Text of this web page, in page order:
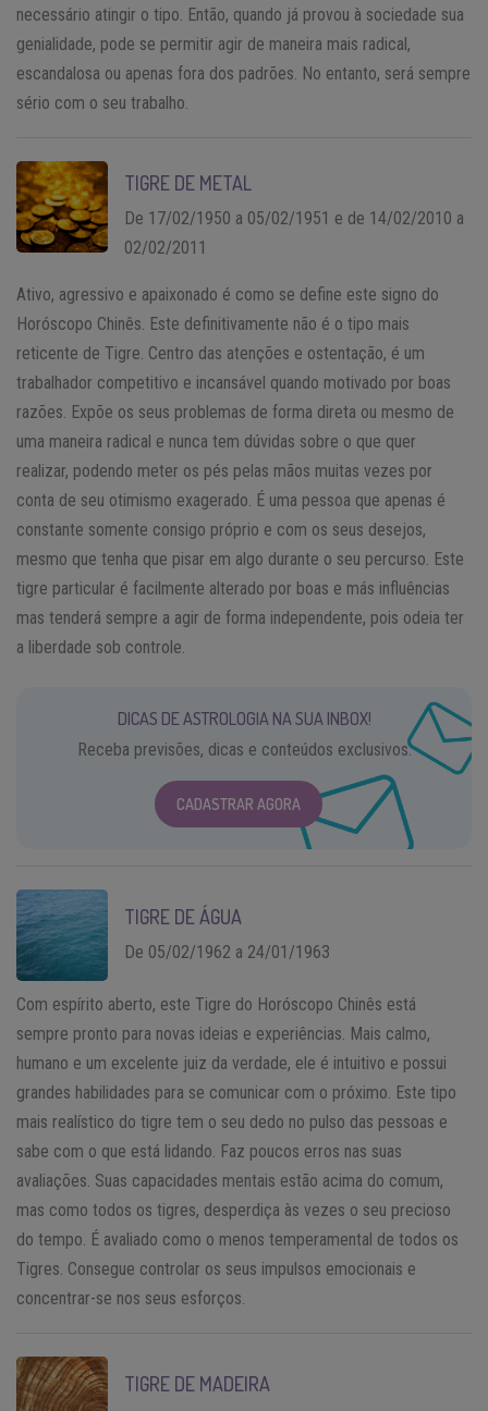
necessário atingir o tipo. Então, quando já provou à sociedade sua
genialidade, pode se permitir agir de maneira mais radical,
escandalosa ou apenas fora dos padrões. No entanto, será sempre
sério com o seu trabalho.
TIGRE DE METAL
De 17/02/1950 a 05/02/1951 e de 14/02/2010 a
02/02/2011
Ativo, agressivo e apaixonado é como se define este signo do
Horóscopo Chinês. Este definitivamente não é o tipo mais
reticente de Tigre. Centro das atenções e ostentação, é um
trabalhador competitivo e incansável quando motivado por boas
razões. Expõe os seus problemas de forma direta ou mesmo de
uma maneira radical e nunca tem dúvidas sobre o que quer
realizar, podendo meter os pés pelas mãos muitas vezes por
conta de seu otimismo exagerado. É uma pessoa que apenas é
constante somente consigo próprio e com os seus desejos,
mesmo que tenha que pisar em algo durante o seu percurso. Este
tigre particular é facilmente alterado por boas e más influências
mas tenderá sempre a agir de forma independente, pois odeia ter
a liberdade sob controle.
DICAS DE ASTROLOGIA NA SUA INBOX!
Receba previsões, dicas e conteúdos exclusivos.
CADASTRAR AGORA
TIGRE DE ÁGUA
De 05/02/1962 a 24/01/1963
Com espírito aberto, este Tigre do Horóscopo Chinês está
sempre pronto para novas ideias e experiências. Mais calmo,
humano e um excelente juiz da verdade, ele é intuitivo e possui
grandes habilidades para se comunicar com o próximo. Este tipo
mais realístico do tigre tem o seu dedo no pulso das pessoas e
sabe com o que está lidando. Faz poucos erros nas suas
avaliações. Suas capacidades mentais estão acima do comum,
mas como todos os tigres, desperdiça às vezes o seu precioso
do tempo. É avaliado como o menos temperamental de todos os
Tigres. Consegue controlar os seus impulsos emocionais e
concentrar-se nos seus esforços.
TIGRE DE MADEIRA